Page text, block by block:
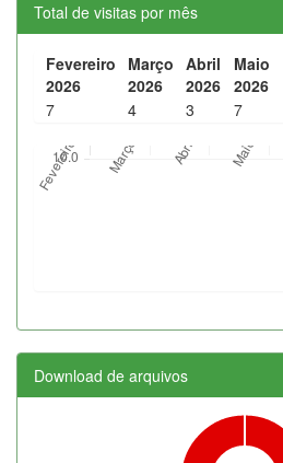
Total de visitas por mês
Fevereiro
2026
Março
2026
Abril
2026
Maio
2026
7
4 3 7
Download de arquivos